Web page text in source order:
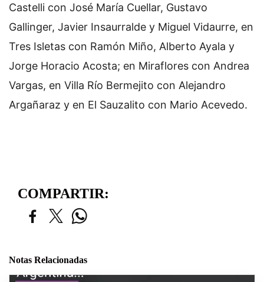
Castelli con José María Cuellar, Gustavo
Gallinger, Javier Insaurralde y Miguel Vidaurre, en
Tres Isletas con Ramón Miño, Alberto Ayala y
Jorge Horacio Acosta; en Miraflores con Andrea
Vargas, en Villa Río Bermejito con Alejandro
Argañaraz y en El Sauzalito con Mario Acevedo.
COMPARTIR:
Notas Relacionadas